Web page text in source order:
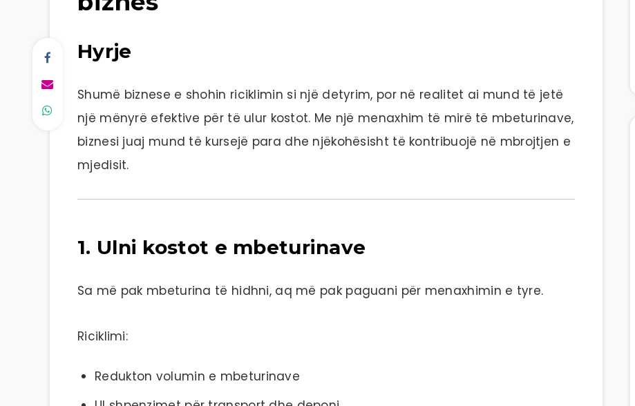
Hyrje
Shumë biznese e shohin riciklimin si një detyrim, por në realitet ai mund të jetë
një mënyrë efektive për të ulur kostot. Me një menaxhim të mirë të mbeturinave,
biznesi juaj mund të kursejë para dhe njëkohësisht të kontribuojë në mbrojtjen e
mjedisit.
1. Ulni kostot e mbeturinave
Sa më pak mbeturina të hidhni, aq më pak paguani për menaxhimin e tyre.
Riciklimi:
Redukton volumin e mbeturinave